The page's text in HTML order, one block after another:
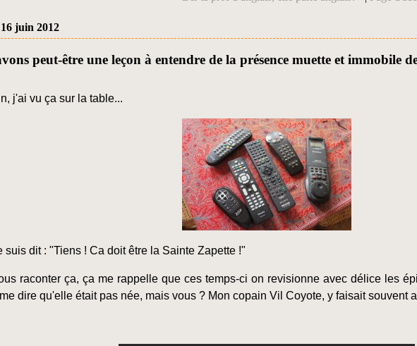
juin 2012
peut-être une leçon à entendre de la présence muette et immobile
j'ai vu ça sur la table...
suis dit : "Tiens ! Ca doit être la Sainte Zapette !"
raconter ça, ça me rappelle que ces temps-ci on revisionne avec délice les
dire qu'elle était pas née, mais vous ? Mon copain Vil Coyote, y faisait souvent